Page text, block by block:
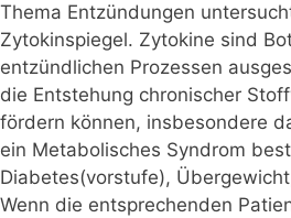
Thema Entzündungen
Zytokinspiegel. Zytokine sind
entzündlichen Prozessen
die Entstehung chronischer
fördern können, insbesondere
ein Metabolisches Syndrom
Diabetes(vorstufe),
Wenn die entsprechenden